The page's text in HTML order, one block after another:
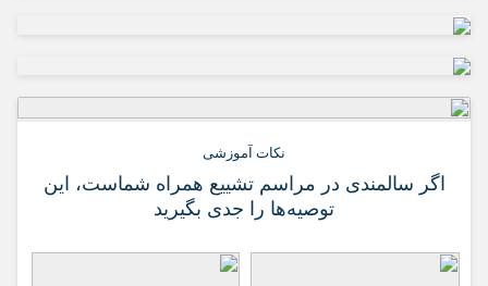
نکات آموزشی
اگر سالمندی در مراسم تشییع همراه شماست، این
توصیه‌ها را جدی بگیرید